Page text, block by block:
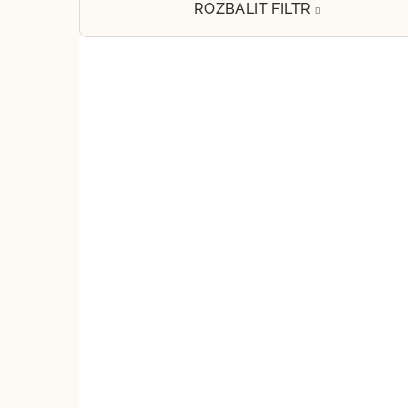
l
ROZBALIT FILTR